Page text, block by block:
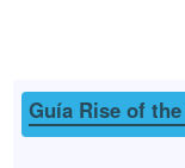
Guía Rise of